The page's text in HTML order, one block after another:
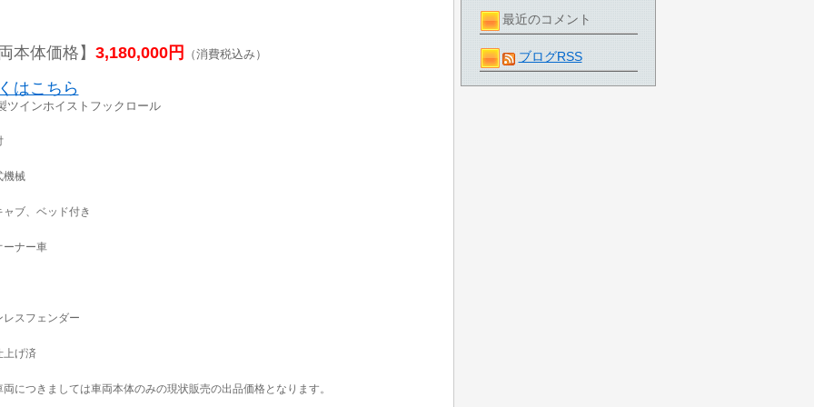
最近のコメント
ブログRSS
本体価格】 3,180,000円 （消費税込み）
はこちら
ツインホイストフックロール
機械
ブ、ベッド付き
ーナー車
レスフェンダー
上げ済
につきましては車両本体のみの現状販売の出品価格となります。